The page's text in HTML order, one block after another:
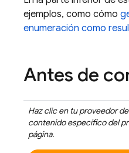
ejemplos, como cómo
enumeración como
Antes de
Haz clic en tu proveedor de
contenido específico del
página.